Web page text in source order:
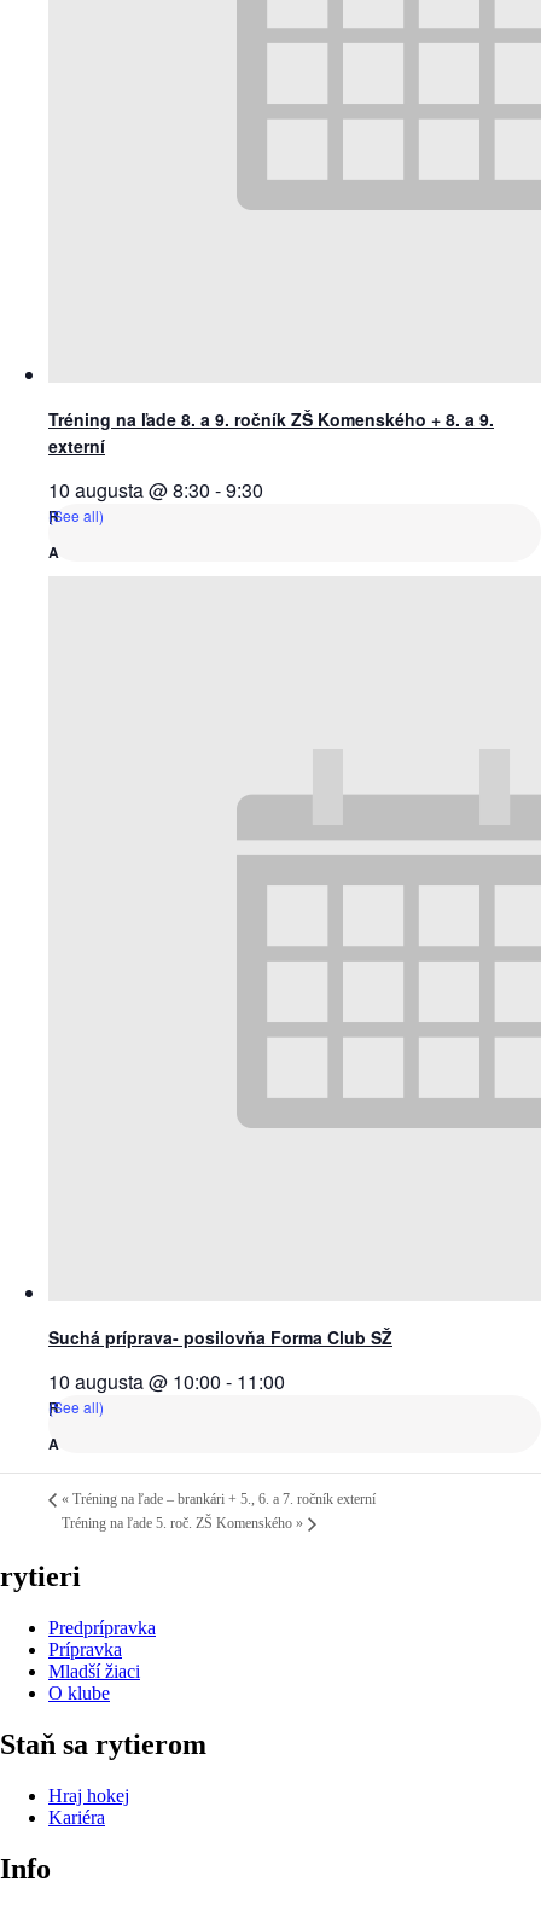
Tréning na ľade 8. a 9. ročník ZŠ Komenského + 8. a 9.
externí
10 augusta @ 8:30 -9:30
(See all)
Suchá príprava- posilovňa Forma Club SŽ
10 augusta @ 10:00 - 11:00
(See all)
« Tréning na ľade – brankári + 5., 6. a 7. ročník externí
Tréning na ľade 5. roč. ZŠ Komenského »
rytieri
Predprípravka
Prípravka
Mladší žiaci
O klube
Staň sa rytierom
Hraj hokej
Kariéra
Info